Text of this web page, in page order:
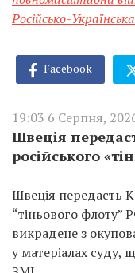
Російсько-
Facebook
19:03 6 Серпня,
Швеція
російського
Швеція передасть
“тіньового флоту”
викрадене з
у матеріалах